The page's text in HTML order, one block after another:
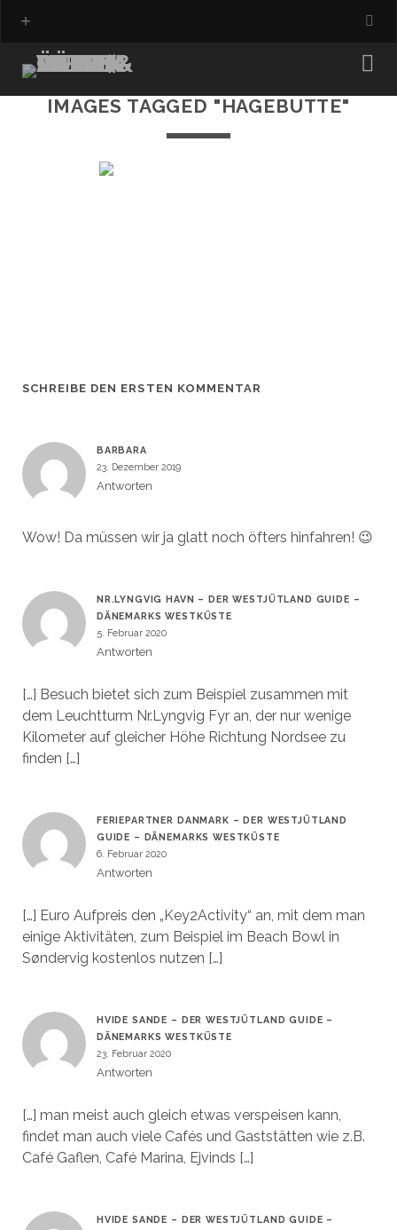
IMAGES TAGGED "HAGEBUTTE"
SCHREIBE DEN ERSTEN KOMMENTAR
BARBARA
23. Dezember 2019
Antworten
Wow! Da müssen wir ja glatt noch öfters hinfahren! 😉
NR.LYNGVIG HAVN – DER WESTJÜTLAND GUIDE –
DÄNEMARKS WESTKÜSTE
5. Februar 2020
Antworten
[…] Besuch bietet sich zum Beispiel zusammen mit
dem Leuchtturm Nr.Lyngvig Fyr an, der nur wenige
Kilometer auf gleicher Höhe Richtung Nordsee zu
finden […]
FERIEPARTNER DANMARK – DER WESTJÜTLAND
GUIDE – DÄNEMARKS WESTKÜSTE
6. Februar 2020
Antworten
[…] Euro Aufpreis den „Key2Activity“ an, mit dem man
einige Aktivitäten, zum Beispiel im Beach Bowl in
Søndervig kostenlos nutzen […]
HVIDE SANDE – DER WESTJÜTLAND GUIDE –
DÄNEMARKS WESTKÜSTE
23. Februar 2020
Antworten
[…] man meist auch gleich etwas verspeisen kann,
findet man auch viele Cafés und Gaststätten wie z.B.
Café Gaflen, Café Marina, Ejvinds […]
HVIDE SANDE – DER WESTJÜTLAND GUIDE –